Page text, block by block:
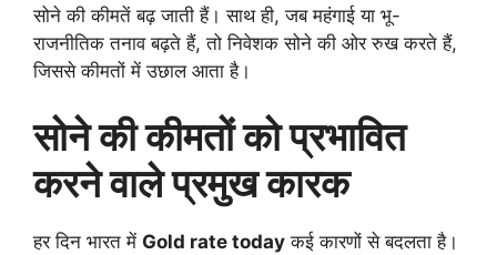
सोने की कीमतें बढ़ जाती हैं। साथ ही, जब महंगाई या भू-
राजनीतिक तनाव बढ़ते हैं, तो निवेशक सोने की ओर रुख करते हैं,
जिससे कीमतों में उछाल आता है।
सोने की कीमतों को प्रभावित
करने वाले प्रमुख कारक
हर दिन भारत में Gold rate today कई कारणों से बदलता है।